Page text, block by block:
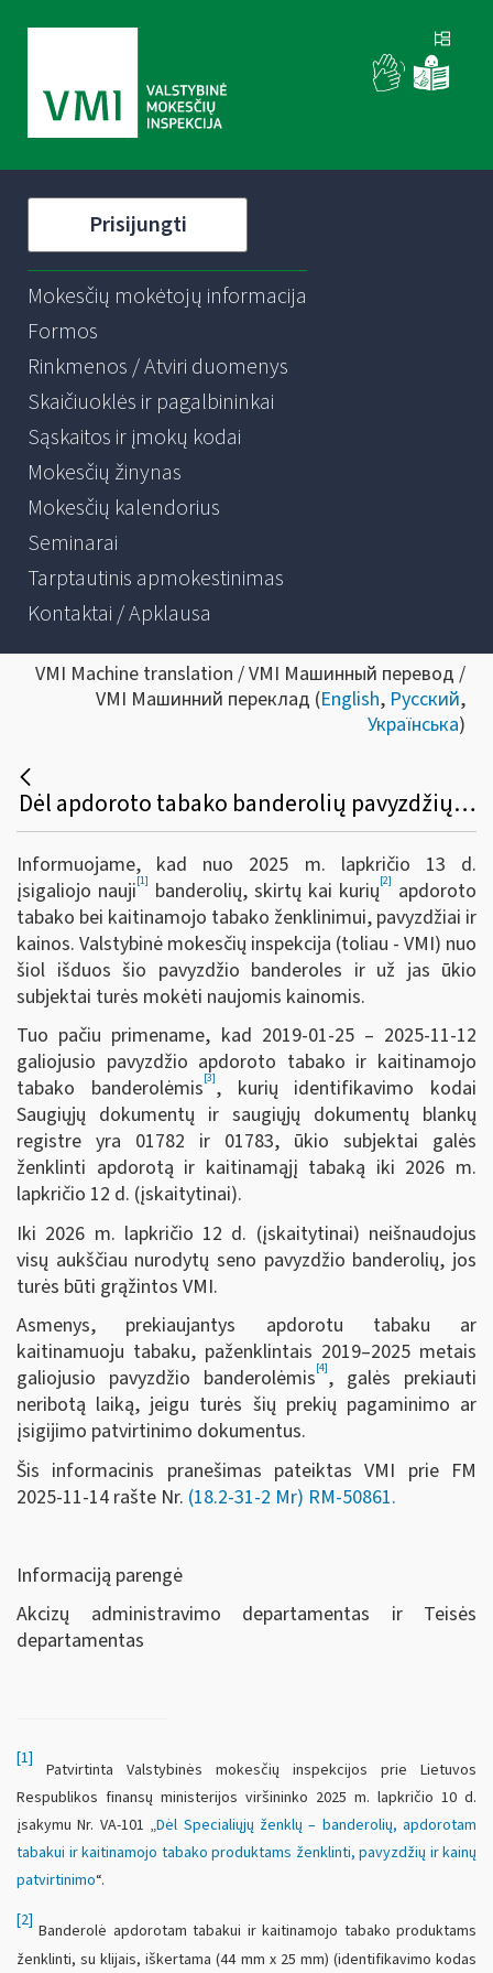
Prisijungti
Mokesčių mokėtojų informacija
Formos
Rinkmenos / Atviri duomenys
Skaičiuoklės ir pagalbininkai
Sąskaitos ir įmokų kodai
Mokesčių žinynas
Mokesčių kalendorius
Seminarai
Tarptautinis apmokestinimas
Kontaktai / Apklausa
VMI Machine translation / VMI Машинный перевод /
VMI Машинний переклад (English, Русский,
Українська)
Dėl apdoroto tabako banderolių pavyzdžių ir kainų patvirtinimo
Informuojame, kad nuo 2025 m. lapkričio 13 d.
įsigaliojo nauji[1] banderolių, skirtų kai kurių[2] apdoroto
tabako bei kaitinamojo tabako ženklinimui, pavyzdžiai ir
kainos. Valstybinė mokesčių inspekcija (toliau - VMI) nuo
šiol išduos šio pavyzdžio banderoles ir už jas ūkio
subjektai turės mokėti naujomis kainomis.
Tuo pačiu primename, kad 2019-01-25 – 2025-11-12
galiojusio pavyzdžio apdoroto tabako ir kaitinamojo
tabako banderolėmis[3], kurių identifikavimo kodai
Saugiųjų dokumentų ir saugiųjų dokumentų blankų
registre yra 01782 ir 01783, ūkio subjektai galės
ženklinti apdorotą ir kaitinamąjį tabaką iki 2026 m.
lapkričio 12 d. (įskaitytinai).
Iki 2026 m. lapkričio 12 d. (įskaitytinai) neišnaudojus
visų aukščiau nurodytų seno pavyzdžio banderolių, jos
turės būti grąžintos VMI.
Asmenys, prekiaujantys apdorotu tabaku ar
kaitinamuoju tabaku, paženklintais 2019–2025 metais
galiojusio pavyzdžio banderolėmis[4], galės prekiauti
neribotą laiką, jeigu turės šių prekių pagaminimo ar
įsigijimo patvirtinimo dokumentus.
Šis informacinis pranešimas pateiktas VMI prie FM
2025-11-14 rašte Nr. (18.2-31-2 Mr) RM-50861.
Informaciją parengė
Akcizų administravimo departamentas ir Teisės
departamentas
[1]
Patvirtinta Valstybinės mokesčių inspekcijos prie Lietuvos
Respublikos finansų ministerijos viršininko 2025 m. lapkričio 10 d.
įsakymu Nr. VA-101 „Dėl Specialiųjų ženklų – banderolių, apdorotam
tabakui ir kaitinamojo tabako produktams ženklinti, pavyzdžių ir kainų
patvirtinimo“.
[2]
Banderolė apdorotam tabakui ir kaitinamojo tabako produktams
ženklinti, su klijais, iškertama (44 mm x 25 mm) (identifikavimo kodas